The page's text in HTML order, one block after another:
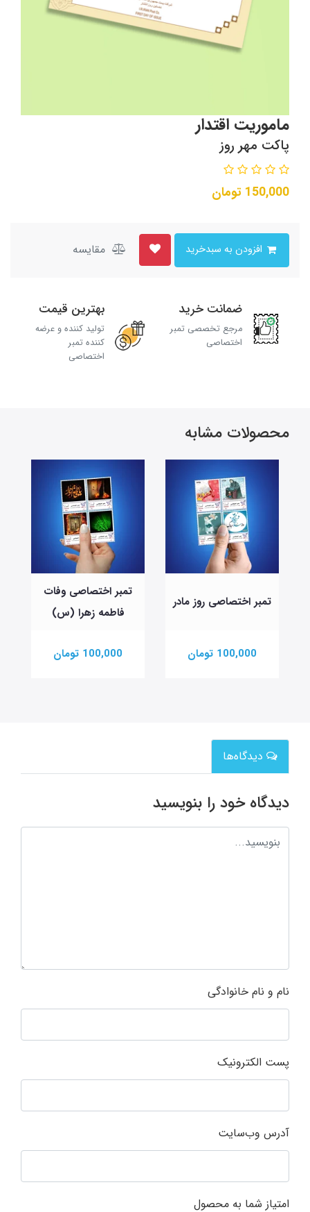
ماموریت اقتدار
پاکت مهر روز
150,000 تومان
مقایسه
ضمانت خرید
مرجع تخصصی تمبر
اختصاصی
بهترین قیمت
تولید کننده و عرضه
کننده تمبر
اختصاصی
محصولات مشابه
تمبر اختصاصی روز مادر
100,000 تومان
تمبر اختصاصی وفات
فاطمه زهرا (س)
100,000 تومان
دیدگاه‌ها
دیدگاه خود را بنویسید
نام و نام خانوادگی
پست الکترونیک
آدرس وب‌سایت
امتیاز شما به محصول